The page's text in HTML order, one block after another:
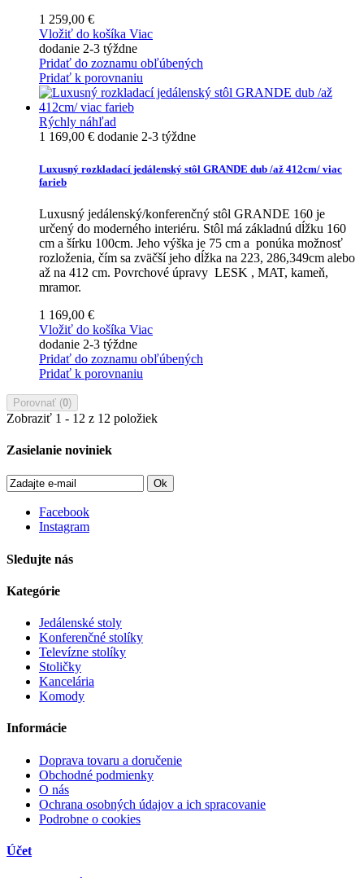
1 259,00 €
Vložiť do košíka Viac
dodanie 2-3 týždne
Pridať do zoznamu obľúbených
Pridať k porovnaniu
Rýchly náhľad
1 169,00 € dodanie 2-3 týždne
Luxusný rozkladací jedálenský stôl GRANDE dub /až 412cm/ viac
farieb
Luxusný jedálenský/konferenčný stôl GRANDE 160 je
určený do moderného interiéru. Stôl má základnú dĺžku 160
cm a šírku 100cm. Jeho výška je 75 cm a ponúka možnosť
rozloženia, čím sa zväčší jeho dĺžka na 223, 286,349cm alebo
až na 412 cm. Povrchové úpravy LESK , MAT, kameň,
mramor.
1 169,00 €
Vložiť do košíka Viac
dodanie 2-3 týždne
Pridať do zoznamu obľúbených
Pridať k porovnaniu
Porovnať (0)
Zobraziť 1 - 12 z 12 položiek
Zasielanie noviniek
Ok
Facebook
Instagram
Sledujte nás
Kategórie
Jedálenské stoly
Konferenčné stolíky
Televízne stolíky
Stoličky
Kancelária
Komody
Informácie
Doprava tovaru a doručenie
Obchodné podmienky
O nás
Ochrana osobných údajov a ich spracovanie
Podrobne o cookies
Účet